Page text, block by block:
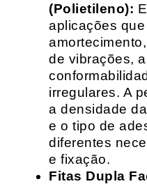
(Polietileno):
aplicações
de vibrações,
irregulares. A
a densidade
e o tipo de
diferentes
e fixação.
Fitas Dupla